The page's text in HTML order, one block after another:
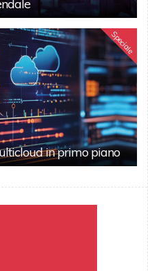
Speciale
in primo piano